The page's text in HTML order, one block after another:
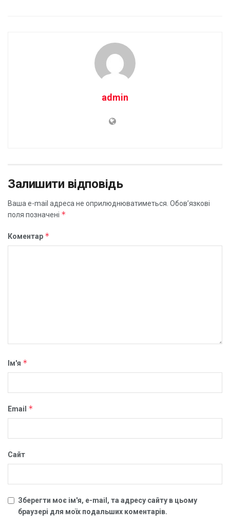
admin
Залишити відповідь
Ваша e-mail адреса не оприлюднюватиметься. Обов’язкові
поля позначені *
Коментар *
Ім'я *
Email *
Сайт
Зберегти моє ім'я, e-mail, та адресу сайту в цьому
браузері для моїх подальших коментарів.